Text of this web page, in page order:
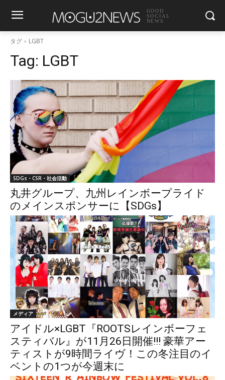
GOOD
SOCIAL
NEWS
タグ LGBT
Tag: LGBT
SDGs・CSR・社会活動
丸井グループ、九州レインボープライド
のメインスポンサーに【SDGs】
メディア
アイドル×LGBT『ROOTSレインボーフェ
スティバル』が11月26日開催!!! 豪華アー
ティストが9時間ライヴ！この冬注目のイ
ベントの1つが今週末に